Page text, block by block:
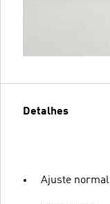
Detalhes
Ajuste normal